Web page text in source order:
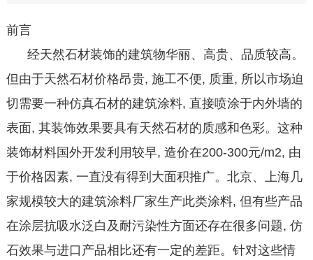
前言
经天然石材装饰的建筑物华丽、高贵、品质较高。
但由于天然石材价格昂贵, 施工不便, 质重, 所以市场迫
切需要一种仿真石材的建筑涂料, 直接喷涂于内外墙的
表面, 其装饰效果要具有天然石材的质感和色彩。这种
装饰材料国外开发利用较早, 造价在200-300元/m2, 由
于价格因素, 一直没有得到大面积推广。北京、上海几
家规模较大的建筑涂料厂家生产此类涂料, 但有些产品
在涂层抗吸水泛白及耐污染性方面还存在很多问题, 仿
石效果与进口产品相比还有一定的差距。针对这些情